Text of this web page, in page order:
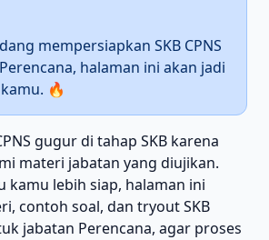
mempersiapkan SKB CPNS
halaman ini akan jadi
🔥
gugur di tahap SKB karena
materi jabatan yang diujikan.
kamu lebih siap, halaman ini
contoh soal, dan tryout SKB
jabatan Perencana, agar proses